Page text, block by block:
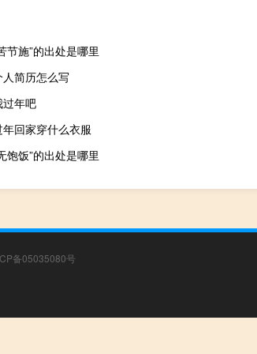
节施”的出处是哪里
简历怎么写
年吧
年回家穿什么衣服
饱饭”的出处是哪里
备05035080号